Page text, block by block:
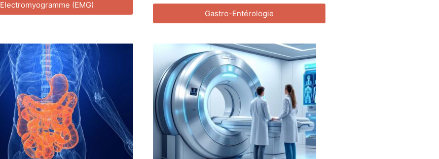
Electromyogramme (EMG)
Gastro-Entérologie